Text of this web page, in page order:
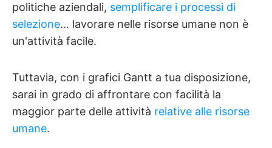
politiche aziendali, semplificare i processi di
selezione... lavorare nelle risorse umane non è
un'attività facile.
Tuttavia, con i grafici Gantt a tua disposizione,
sarai in grado di affrontare con facilità la
maggior parte delle attività relative alle risorse
umane.